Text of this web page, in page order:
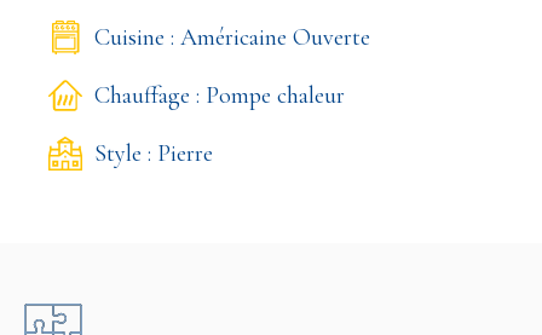
Cuisine : Américaine Ouverte
Chauffage : Pompe chaleur
Style : Pierre